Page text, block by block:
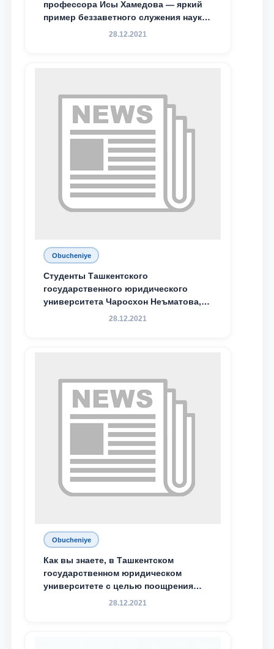
профессора Исы Хамедова — яркий
пример беззаветного служения науке,
Родине и воспитанию молодого
28.12.2021
Obucheniye
Студенты Ташкентского
государственного юридического
университета Чаросхон Неъматова,
Севдо Хакимходжаева, Анбарой
специальной стипендии имени
Хадичи Сулеймановой.
28.12.2021
Obucheniye
Как вы знаете, в Ташкентском
государственном юридическом
университете с целью поощрения
талантливых, активных и
28.12.2021